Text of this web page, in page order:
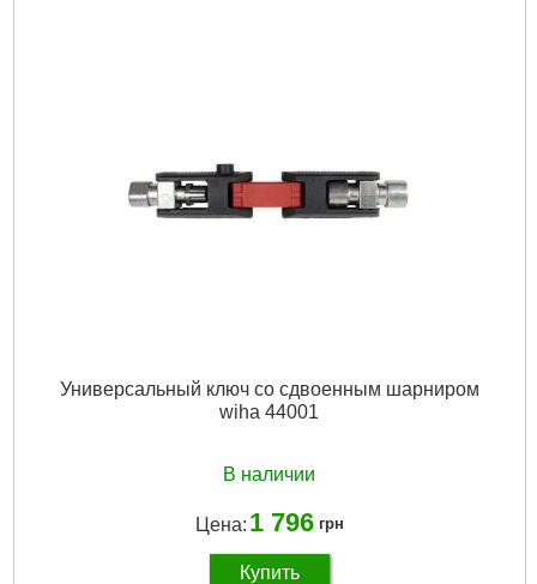
Универсальный ключ со сдвоенным шарниром
wiha 44001
В наличии
Цена: 1 796 грн
Купить